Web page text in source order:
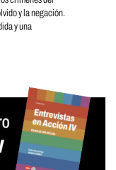
y la negación.
y una